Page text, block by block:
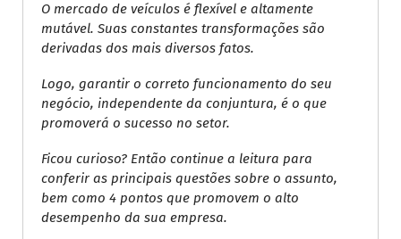
O mercado de veículos é flexível e altamente
mutável. Suas constantes transformações são
derivadas dos mais diversos fatos.
Logo, garantir o correto funcionamento do seu
negócio, independente da conjuntura, é o que
promoverá o sucesso no setor.
Ficou curioso? Então continue a leitura para
conferir as principais questões sobre o assunto,
bem como 4 pontos que promovem o alto
desempenho da sua empresa.